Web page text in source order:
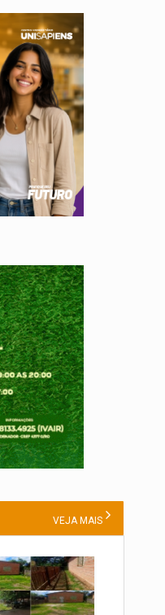
VEJA MAIS